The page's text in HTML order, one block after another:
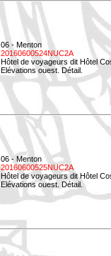
06 - Menton
20160600524NUC2A
Hôtel de voyageurs dit Hôtel
Elévations ouest. Détail.
06 - Menton
20160600525NUC2A
Hôtel de voyageurs dit Hôtel
Elévations ouest. Détail.